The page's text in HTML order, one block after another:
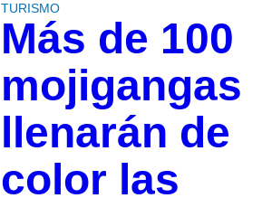
TURISMO
Más de 100
mojigangas
llenarán de
color las